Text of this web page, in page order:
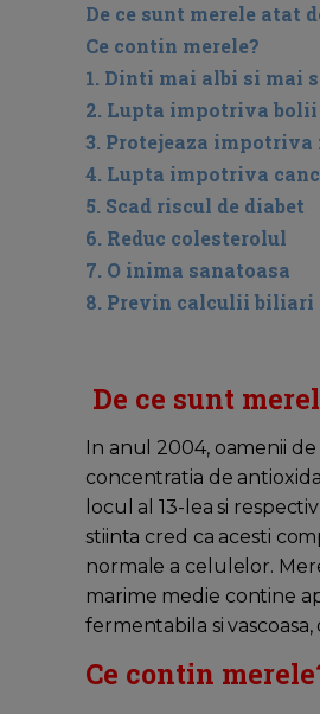
De ce sunt merele atat
Ce contin merele?
1. Dinti mai albi si mai
2. Lupta impotriva
3. Protejeaza
4. Lupta impotriva
5. Scad riscul de diabet
6. Reduc colesterolul
7. O inima sanatoasa
8. Previn calculii biliari
De ce sunt
In anul 2004, oamenii
concentratia de
locul al 13-lea si
stiinta cred ca acesti
normale a celulelor.
marime medie contine
fermentabila si
Ce contin